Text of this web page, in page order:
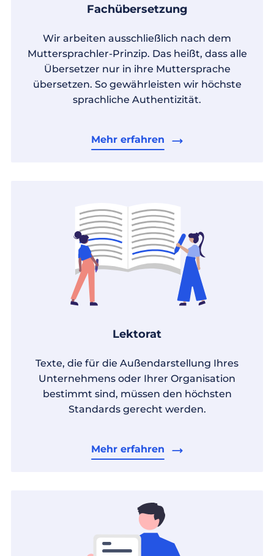
Fachübersetzung
Wir arbeiten ausschließlich nach dem
Muttersprachler-Prinzip. Das heißt, dass alle
Übersetzer nur in ihre Muttersprache
übersetzen. So gewährleisten wir höchste
sprachliche Authentizität.
Mehr erfahren
Lektorat
Texte, die für die Außendarstellung Ihres
Unternehmens oder Ihrer Organisation
bestimmt sind, müssen den höchsten
Standards gerecht werden.
Mehr erfahren